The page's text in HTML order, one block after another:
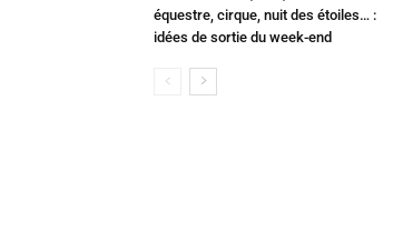
équestre, cirque, nuit des étoiles… :
idées de sortie du week-end